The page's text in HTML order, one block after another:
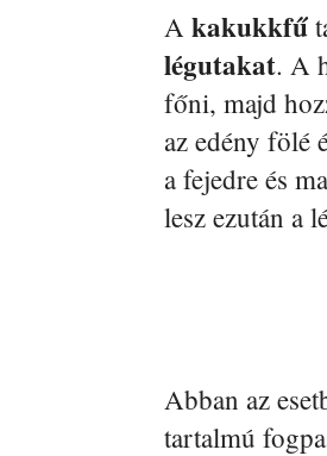
A kakukkfű
légutakat. A
főni, majd
az edény fölé
a fejedre és
lesz ezután a
Abban az
tartalmú